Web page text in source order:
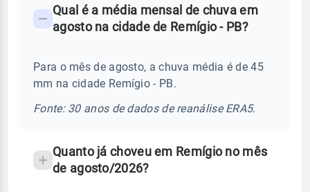
Perguntas
sobre
chuva
Qual é a média mensal de chuva em
agosto na cidade de Remígio - PB?
Para o mês de agosto, a chuva média é de 45
mm na cidade Remígio - PB.
Fonte: 30 anos de dados de reanálise ERA5.
Quanto já choveu em Remígio no mês
de agosto/2026?